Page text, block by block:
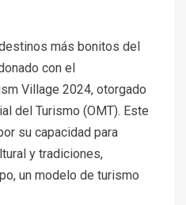
más bonitos del
con el
Village 2024, otorgado
del Turismo (OMT). Este
su capacidad para
y tradiciones,
un modelo de turismo